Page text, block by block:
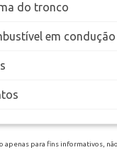
do tronco
em
apenas para fins informativos,